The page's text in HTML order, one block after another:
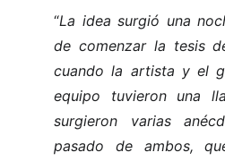
“La idea surgió una
de comenzar la tesis
cuando la artista y el
equipo tuvieron una
surgieron varias
pasado de ambos,